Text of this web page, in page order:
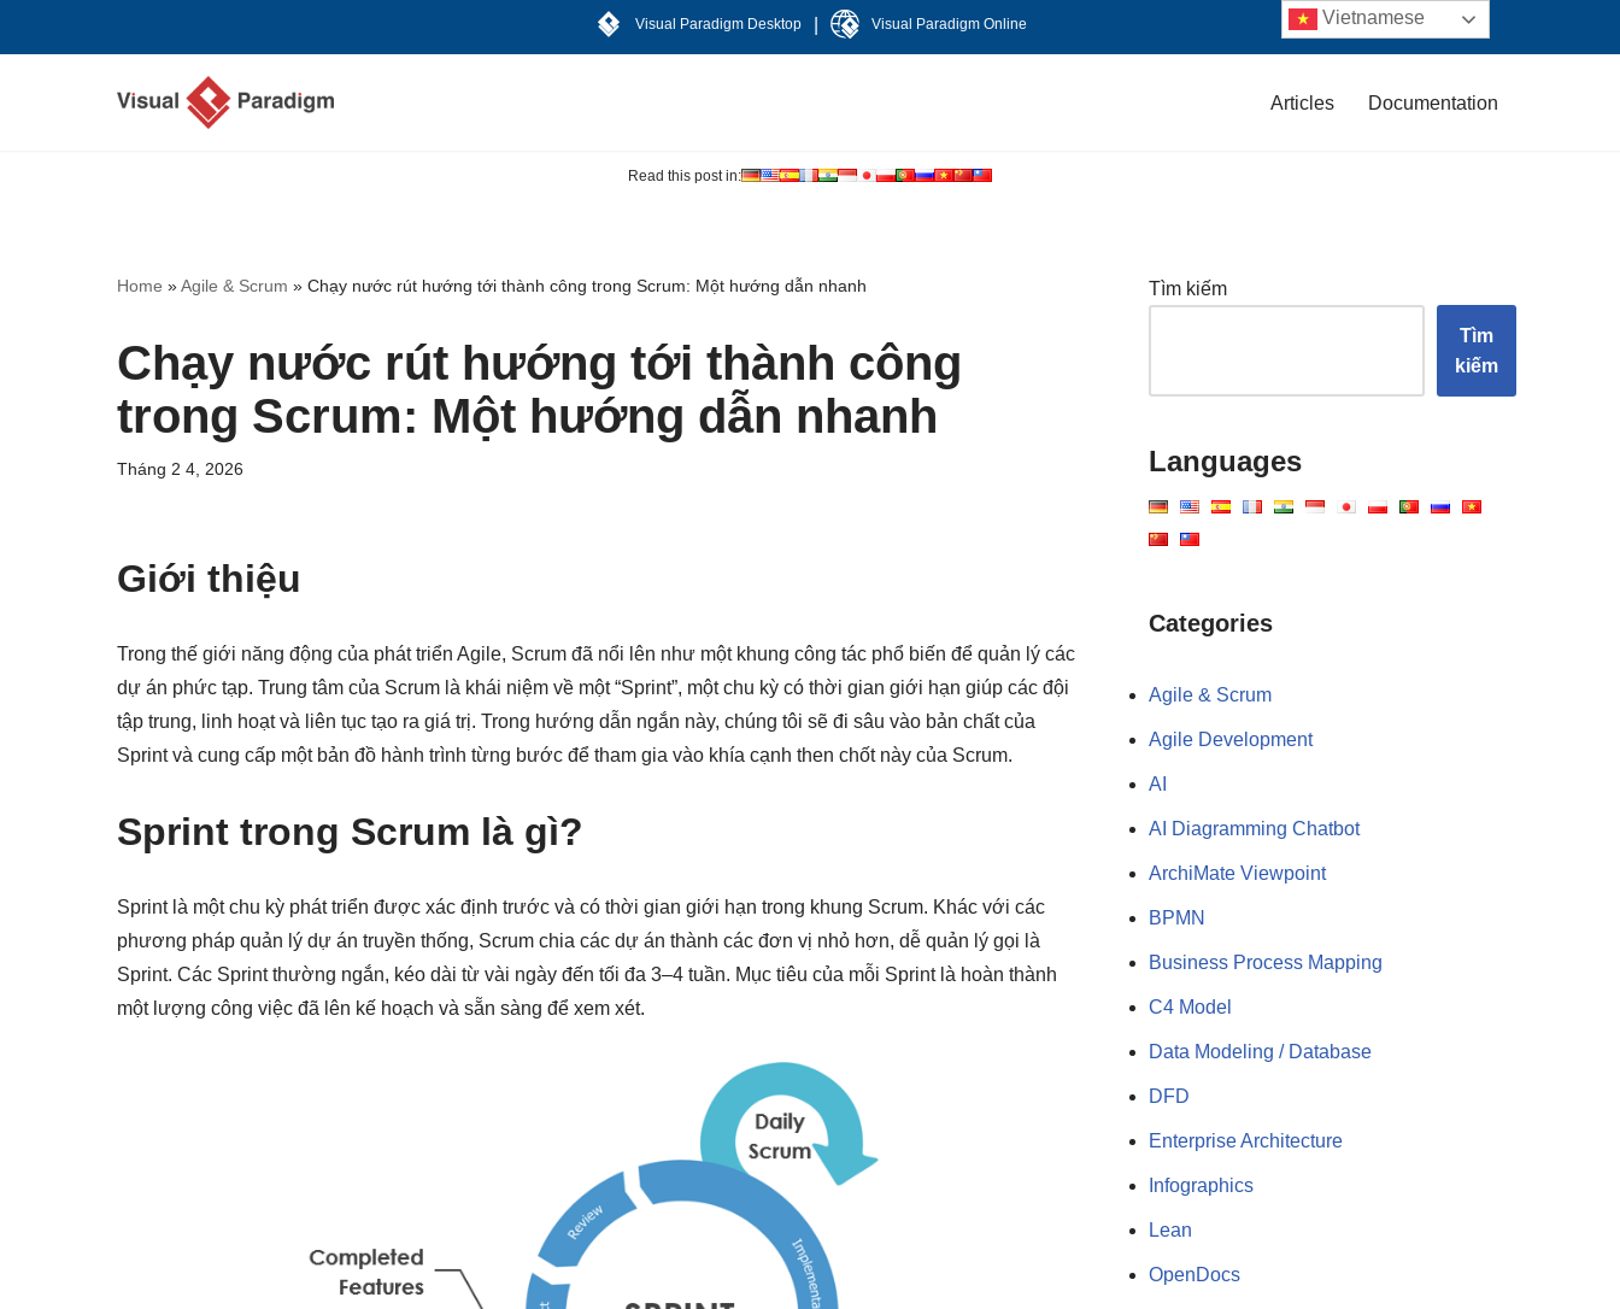
Visual Paradigm Desktop Visual Paradigm Online
Articles Documentation
Read this post in:
Home »Agile & Scrum » Chạy nước rút hướng tới thành công trong Scrum: Một hướng dẫn nhanh
Chạy nước rút hướng tới thành công
trong Scrum: Một hướng dẫn nhanh
Tháng 2 4, 2026
Giới thiệu
Trong thế giới năng động của phát triển Agile, Scrum đã nổi lên như một khung công tác phổ biến để quản lý các
dự án phức tạp. Trung tâm của Scrum là khái niệm về một “Sprint”, một chu kỳ có thời gian giới hạn giúp các đội
tập trung, linh hoạt và liên tục tạo ra giá trị. Trong hướng dẫn ngắn này, chúng tôi sẽ đi sâu vào bản chất của
Sprint và cung cấp một bản đồ hành trình từng bước để tham gia vào khía cạnh then chốt này của Scrum.
Sprint trong Scrum là gì?
Sprint là một chu kỳ phát triển được xác định trước và có thời gian giới hạn trong khung Scrum. Khác với các
phương pháp quản lý dự án truyền thống, Scrum chia các dự án thành các đơn vị nhỏ hơn, dễ quản lý gọi là
Sprint. Các Sprint thường ngắn, kéo dài từ vài ngày đến tối đa 3–4 tuần. Mục tiêu của mỗi Sprint là hoàn thành
một lượng công việc đã lên kế hoạch và sẵn sàng để xem xét.
Tìm kiếm
Tìm
kiếm
Languages
Categories
Agile & Scrum
Agile Development
AI
AI Diagramming Chatbot
ArchiMate Viewpoint
BPMN
Business Process Mapping
C4 Model
Data Modeling / Database
DFD
Enterprise Architecture
Infographics
Lean
OpenDocs
Vietnamese